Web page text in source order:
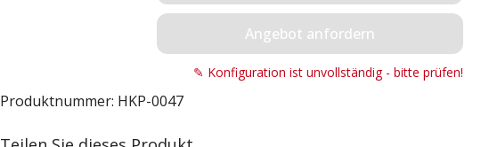
Angebot anfordern
✎ Konfiguration ist unvollständig - bitte prüfen!
Produktnummer: HKP-0047